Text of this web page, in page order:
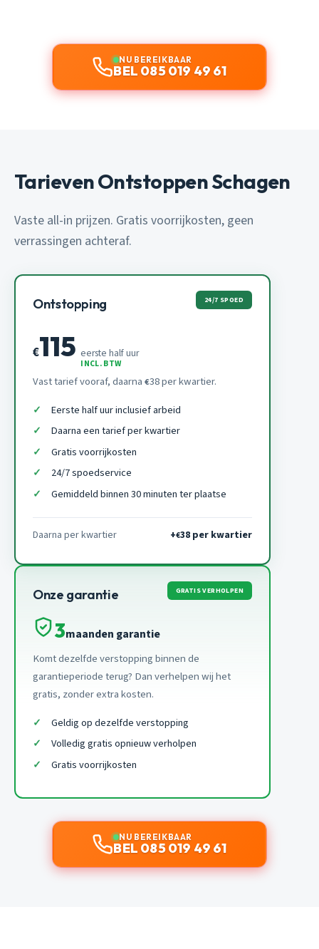
NU BEREIKBAAR
BEL 085 019 49 61
Tarieven Ontstoppen Schagen
Vaste all-in prijzen. Gratis voorrijkosten, geen
verrassingen achteraf.
Ontstopping 24/7 SPOED
€115 eerste half uur
INCL. BTW
Vast tarief vooraf, daarna €38 per kwartier.
Eerste half uur inclusief arbeid
Daarna een tarief per kwartier
Gratis voorrijkosten
24/7 spoedservice
Gemiddeld binnen 30 minuten ter plaatse
Daarna per kwartier +€38 per kwartier
Onze garantie GRATIS VERHOLPEN
3maanden garantie
Komt dezelfde verstopping binnen de
garantieperiode terug? Dan verhelpen wij het
gratis, zonder extra kosten.
Geldig op dezelfde verstopping
Volledig gratis opnieuw verholpen
Gratis voorrijkosten
NU BEREIKBAAR
BEL 085 019 49 61